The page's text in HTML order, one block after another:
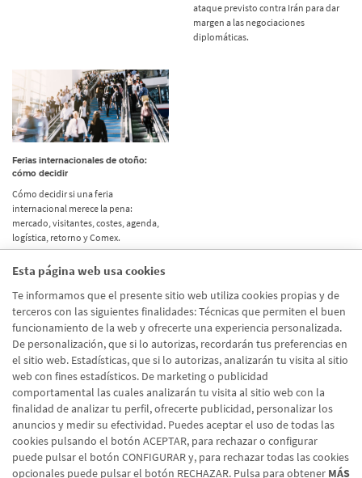
Esta página web usa cookies
Te informamos que el presente sitio web utiliza cookies propias y de
terceros con las siguientes finalidades: Técnicas que permiten el buen
funcionamiento de la web y ofrecerte una experiencia personalizada.
De personalización, que si lo autorizas, recordarán tus preferencias en
el sitio web. Estadísticas, que si lo autorizas, analizarán tu visita al sitio
web con fines estadísticos. De marketing o publicidad
comportamental las cuales analizarán tu visita al sitio web con la
finalidad de analizar tu perfil, ofrecerte publicidad, personalizar los
anuncios y medir su efectividad. Puedes aceptar el uso de todas las
cookies pulsando el botón ACEPTAR, para rechazar o configurar
puede pulsar el botón CONFIGURAR y, para rechazar todas las cookies
opcionales puede pulsar el botón RECHAZAR. Pulsa para obtener MÁS
ataque previsto contra Irán para dar
margen a las negociaciones
diplomáticas.
Ferias internacionales de otoño:
cómo decidir
Cómo decidir si una feria
internacional merece la pena:
mercado, visitantes, costes, agenda,
logística, retorno y Comex.
Etiquetas
Actualidad(514)
Internacional(490)
Empresa(138)
Recomendaciones
Internacional - Cloned(8)
Actualidad - Cloned (8)